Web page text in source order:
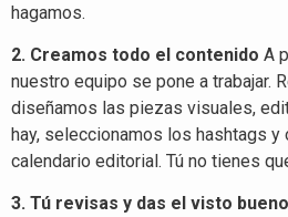
hagamos.
2. Creamos todo el contenido A
nuestro equipo se pone a trabajar.
diseñamos las piezas visuales,
hay, seleccionamos los hashtags y
calendario editorial. Tú no tienes
3. Tú revisas y das el visto bueno